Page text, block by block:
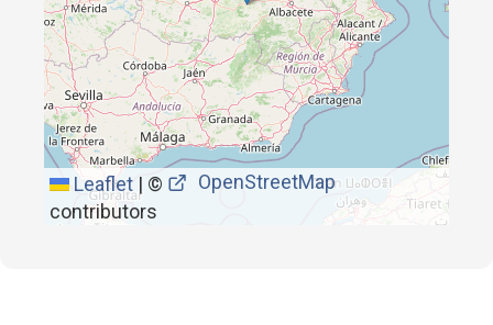
Leaflet | ©
OpenStreetMap
contributors